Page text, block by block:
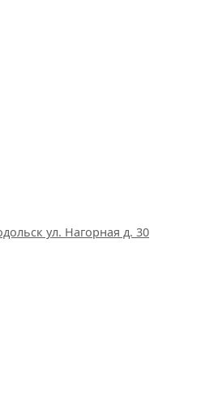
ул. Нагорная д. 30